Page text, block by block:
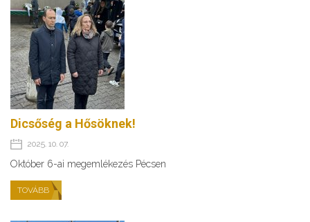
Dicsőség a Hősöknek!
2025. 10. 07.
Október 6-ai megemlékezés Pécsen
TOVÁBB